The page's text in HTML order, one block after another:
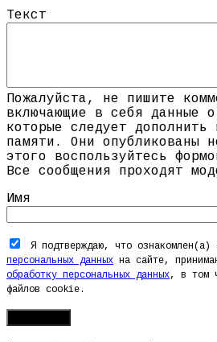
Текст
Пожалуйста, не пишите
включающие в себя данные
которые следует дополнить
памяти. Они опубликованы
этого воспользуйтесь
Все сообщения проходят
Имя
Я подтверждаю, что ознакомлен(а)
персональных данных на сайте,
обработку персональных данных, в том
файлов cookie.